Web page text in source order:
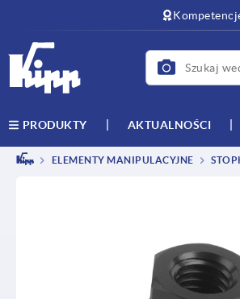
PRODUKTY AKTUALNOŚCI
ELEMENTY MANIPULACYJNE